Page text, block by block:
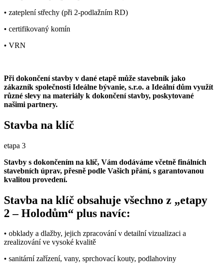
• zateplení střechy (při 2-podlažním RD)
• certifikovaný komín
• VRN
Při dokončení stavby v dané etapě může stavebník jako
zákazník společnosti Ideálne bývanie, s.r.o. a Ideální dům využít
různé slevy na materiály k dokončení stavby, poskytované
našimi partnery.
Stavba na klíč
etapa 3
Stavby s dokončením na klíč, Vám dodáváme včetně finálních
stavebních úprav, přesně podle Vašich přání, s garantovanou
kvalitou provedení.
Stavba na klíč obsahuje všechno z „etapy
2 – Holodům“ plus navíc:
• obklady a dlažby, jejich zpracování v detailní vizualizaci a
zrealizování ve vysoké kvalitě
• sanitární zařízení, vany, sprchovací kouty, podlahoviny